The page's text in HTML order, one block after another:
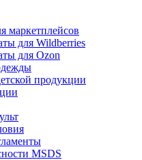
маркетплейсов
для Wildberries
для Ozon
продукции
MSDS